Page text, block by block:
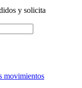
y solicita
movimientos